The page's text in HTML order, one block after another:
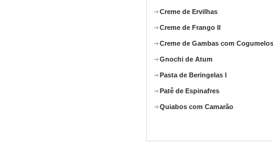
Creme de Ervilhas
Creme de Frango II
Creme de Gambas com Cogumelos
Gnochi de Atum
Pasta de Beringelas I
Patê de Espinafres
Quiabos com Camarão